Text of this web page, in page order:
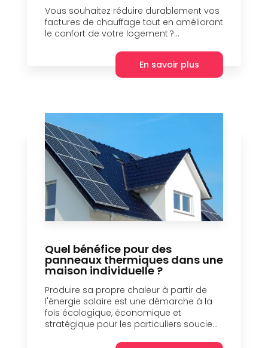
Vous souhaitez réduire durablement vos
factures de chauffage tout en améliorant
le confort de votre logement ?...
En savoir plus
Quel bénéfice pour des
panneaux thermiques dans une
maison individuelle ?
Produire sa propre chaleur à partir de
l'énergie solaire est une démarche à la
fois écologique, économique et
stratégique pour les particuliers soucie...